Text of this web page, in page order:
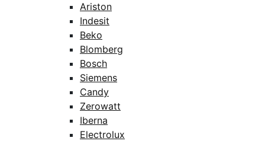
Ariston
Indesit
Beko
Blomberg
Bosch
Siemens
Candy
Zerowatt
Iberna
Electrolux